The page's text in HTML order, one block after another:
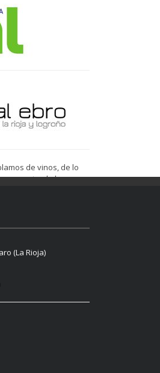
de vinos, de lo
nos gusta, de lo que
(La Rioja)